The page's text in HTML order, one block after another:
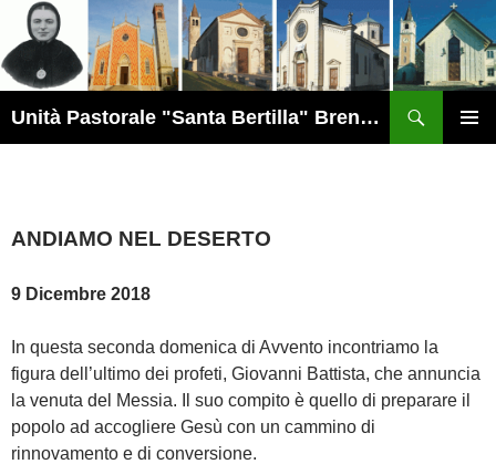
contenuto
Unità Pastorale "Santa Bertilla" Brendola
ANDIAMO NEL DESERTO
9 Dicembre 2018
In questa seconda domenica di Avvento incontriamo la
figura dell’ultimo dei profeti, Giovanni Battista, che annuncia
la venuta del Messia. Il suo compito è quello di preparare il
popolo ad accogliere Gesù con un cammino di
rinnovamento e di conversione.